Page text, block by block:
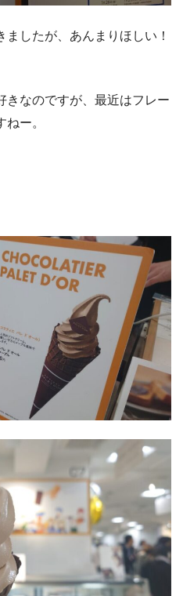
したが、あんまりほしい！
きなのですが、最近はフレー
ー。